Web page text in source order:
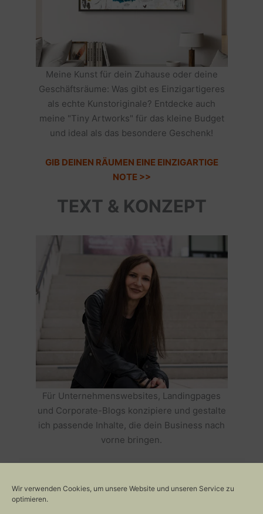
Wir verwenden Cookies, um unsere Website und unseren Service zu
optimieren.
Meine Kunst für dein Zuhause oder deine
Geschäftsräume: Was gibt es Einzigartigeres
als echte Kunstoriginale? Entdecke auch
meine "Tiny Artworks" für das kleine Budget
und ideal als das besondere Geschenk!
GIB DEINEN RÄUMEN EINE EINZIGARTIGE
NOTE >>
TEXT & KONZEPT
Für Unternehmenswebsites, Landingpages
und Corporate-Blogs konzipiere und gestalte
ich passende Inhalte, die dein Business nach
vorne bringen.
ERFOLGREICH MACHEN >>